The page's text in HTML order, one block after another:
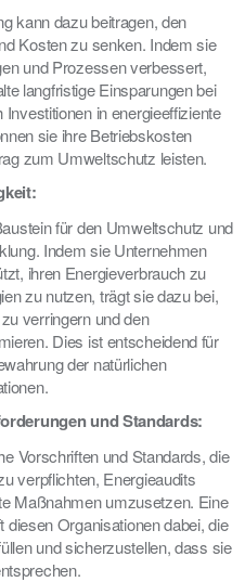
kann dazu beitragen, den
Kosten zu senken. Indem sie
und Prozessen verbessert,
langfristige Einsparungen bei
in energieeffiziente
sie ihre Betriebskosten
zum Umweltschutz leisten.
für den Umweltschutz und
Indem sie Unternehmen
ihren Energieverbrauch zu
zu nutzen, trägt sie dazu bei,
verringern und den
Dies ist entscheidend für
der natürlichen
und Standards:
Vorschriften und Standards, die
verpflichten, Energieaudits
Maßnahmen umzusetzen. Eine
diesen Organisationen dabei, die
und sicherzustellen, dass sie